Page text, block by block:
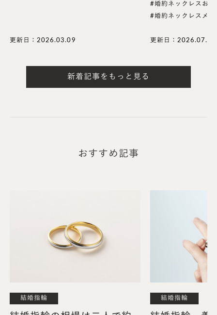
更新日：2026.03.09
#婚約ネックレスおす
#婚約ネックレスメリ
更新日：2026.07.08
新着記事をもっと見る
おすすめ記事
結婚指輪 結婚指輪